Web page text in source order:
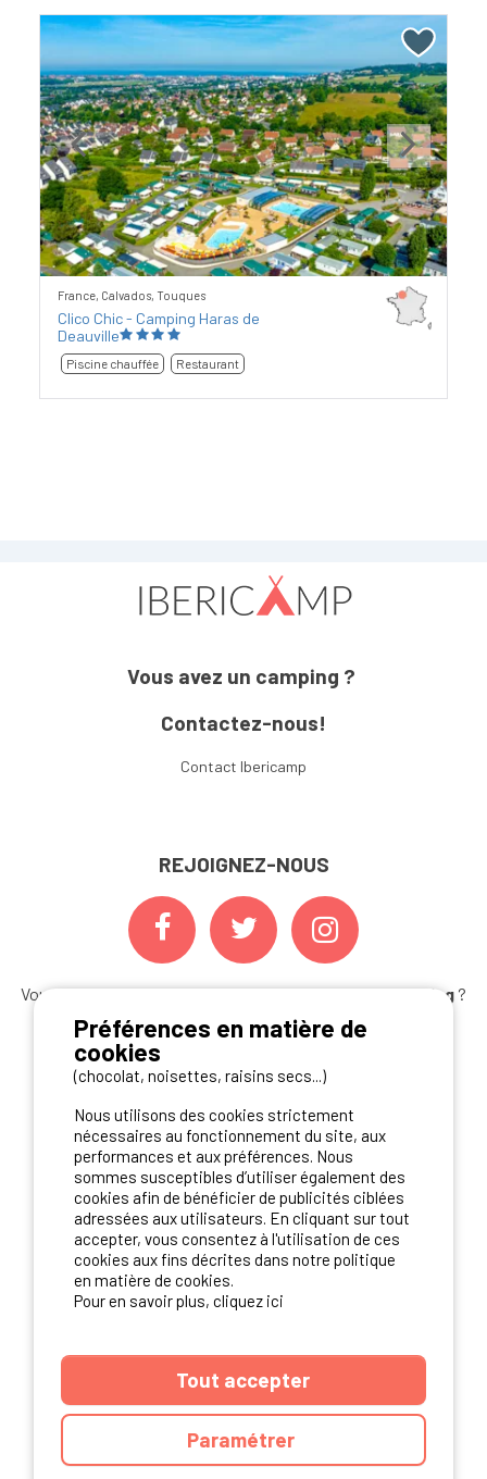
Previous Next
France, Calvados, Touques
Clico Chic - Camping Haras de
Deauville
Piscine chauffée Restaurant
Vous avez un camping ?
Contactez-nous!
Contact Ibericamp
REJOIGNEZ-NOUS
Vous souhaitez bénéficier desmeilleures offres camping ?
Abonnez-vous à la newsletter dès aujourd'hui
NOS PARTENAIRES
Préférences en matière de
cookies
(chocolat, noisettes, raisins secs...)
Nous utilisons des cookies strictement
nécessaires au fonctionnement du site, aux
performances et aux préférences. Nous
sommes susceptibles d’utiliser également des
cookies afin de bénéficier de publicités ciblées
adressées aux utilisateurs. En cliquant sur tout
accepter, vous consentez à l'utilisation de ces
cookies aux fins décrites dans notre politique
en matière de cookies.
Pour en savoir plus, cliquez ici
Tout accepter
Paramétrer